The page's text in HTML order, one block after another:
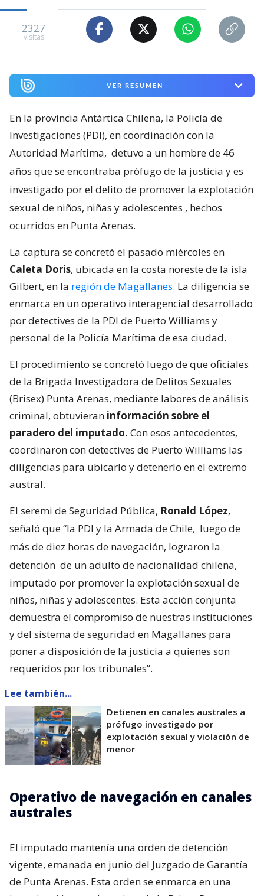
2327
visitas
VER RESUMEN
En la provincia Antártica Chilena, la Policía de
Investigaciones (PDI), en coordinación con la
Autoridad Marítima, detuvo a un hombre de 46
años que se encontraba prófugo de la justicia y es
investigado por el delito de promover la explotación
sexual de niños, niñas y adolescentes , hechos
ocurridos en Punta Arenas.
La captura se concretó el pasado miércoles en
Caleta Doris, ubicada en la costa noreste de la isla
Gilbert, en la región de Magallanes. La diligencia se
enmarca en un operativo interagencial desarrollado
por detectives de la PDI de Puerto Williams y
personal de la Policía Marítima de esa ciudad.
El procedimiento se concretó luego de que oficiales
de la Brigada Investigadora de Delitos Sexuales
(Brisex) Punta Arenas, mediante labores de análisis
criminal, obtuvieran información sobre el
paradero del imputado. Con esos antecedentes,
coordinaron con detectives de Puerto Williams las
diligencias para ubicarlo y detenerlo en el extremo
austral.
El seremi de Seguridad Pública, Ronald López,
señaló que “la PDI y la Armada de Chile, luego de
más de diez horas de navegación, lograron la
detención de un adulto de nacionalidad chilena,
imputado por promover la explotación sexual de
niños, niñas y adolescentes. Esta acción conjunta
demuestra el compromiso de nuestras instituciones
y del sistema de seguridad en Magallanes para
poner a disposición de la justicia a quienes son
requeridos por los tribunales”.
Lee también...
Detienen en canales australes a
prófugo investigado por
explotación sexual y violación de
menor
Operativo de navegación en canales
australes
El imputado mantenía una orden de detención
vigente, emanada en junio del Juzgado de Garantía
de Punta Arenas. Esta orden se enmarca en una